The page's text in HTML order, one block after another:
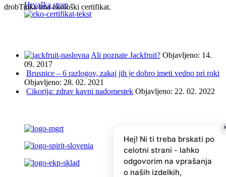
Hrvaška stran
drobTinka ima ekološki certifikat.
Ali poznate Jackfruit? Objavljeno: 14.
09. 2017
Brusnice – 6 razlogov, zakaj jih je dobro imeti vedno pri roki
Objavljeno: 28. 02. 2021
Cikorija: zdrav kavni nadomestek Objavljeno: 22. 02. 2022
Hej! Ni ti treba brskati po
celotni strani - lahko
odgovorim na vprašanja
o naših izdelkih,